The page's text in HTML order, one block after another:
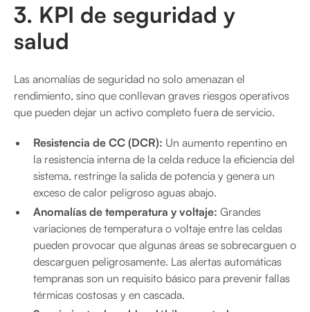
3. KPI de seguridad y
salud
Las anomalías de seguridad no solo amenazan el
rendimiento, sino que conllevan graves riesgos operativos
que pueden dejar un activo completo fuera de servicio.
Resistencia de CC (DCR): Un aumento repentino en
la resistencia interna de la celda reduce la eficiencia del
sistema, restringe la salida de potencia y genera un
exceso de calor peligroso aguas abajo.
Anomalías de temperatura y voltaje: Grandes
variaciones de temperatura o voltaje entre las celdas
pueden provocar que algunas áreas se sobrecarguen o
descarguen peligrosamente. Las alertas automáticas
tempranas son un requisito básico para prevenir fallas
térmicas costosas y en cascada.